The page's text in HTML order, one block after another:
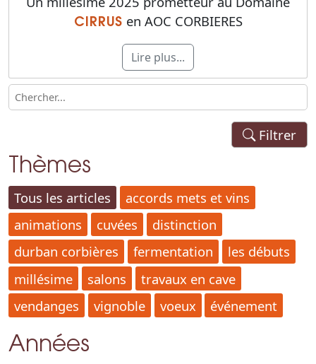
CIRRUS en AOC CORBIERES
Lire plus...
Filtrer
Thèmes
Tous les articles
accords mets et vins
animations
cuvées
distinction
durban corbières
fermentation
les débuts
millésime
salons
travaux en cave
vendanges
vignoble voeux événement
Années